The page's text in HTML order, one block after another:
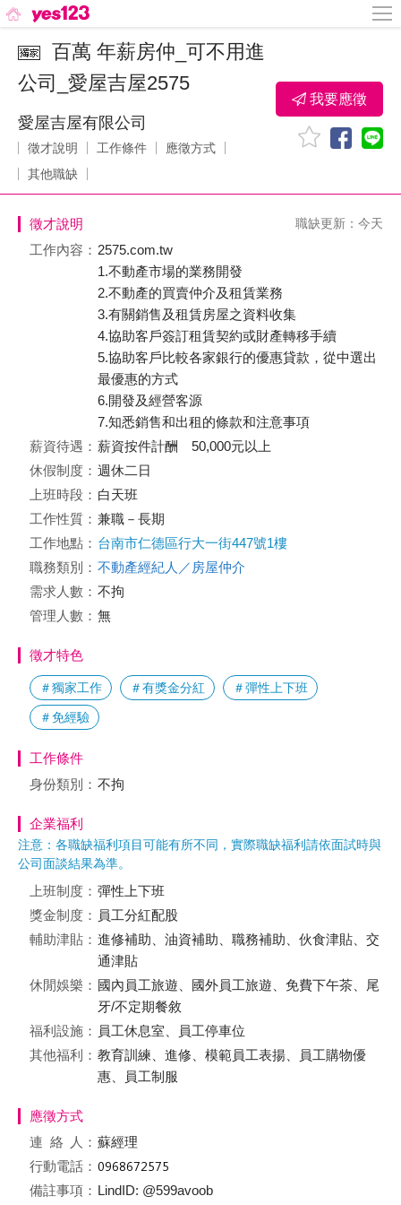
百萬 年薪房仲_可不用進
公司_愛屋吉屋2575
愛屋吉屋有限公司
徵才說明 工作條件
應徵方式
其他職缺
我要應徵
徵才說明 職缺更新：今天
工作內容： 2575.com.tw
1.不動產市場的業務開發
2.不動產的買賣仲介及租賃業務
3.有關銷售及租賃房屋之資料收集
4.協助客戶簽訂租賃契約或財產轉移手續
5.協助客戶比較各家銀行的優惠貸款，從中選出
最優惠的方式
6.開發及經營客源
7.知悉銷售和出租的條款和注意事項
薪資待遇： 薪資按件計酬 50,000元以上
休假制度： 週休二日
上班時段： 白天班
工作性質： 兼職－長期
工作地點： 台南市仁德區行大一街447號1樓
職務類別： 不動產經紀人／房屋仲介
需求人數： 不拘
管理人數： 無
徵才特色
＃獨家工作 ＃有獎金分紅 ＃彈性上下班
＃免經驗
工作條件
身份類別： 不拘
企業福利
注意：各職缺福利項目可能有所不同，實際職缺福利請依面試時與
公司面談結果為準。
上班制度： 彈性上下班
獎金制度： 員工分紅配股
輔助津貼： 進修補助、油資補助、職務補助、伙食津貼、交
通津貼
休閒娛樂： 國內員工旅遊、國外員工旅遊、免費下午茶、尾
牙/不定期餐敘
福利設施： 員工休息室、員工停車位
其他福利： 教育訓練、進修、模範員工表揚、員工購物優
惠、員工制服
應徵方式
連絡
人： 蘇經理
行動電話：
備註事項： LindID: @599avoob